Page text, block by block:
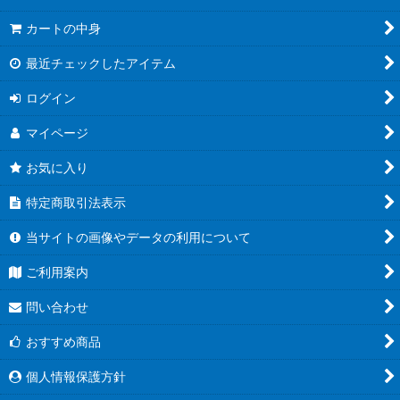
カートの中身
最近チェックしたアイテム
ログイン
マイページ
お気に入り
特定商取引法表示
当サイトの画像やデータの利用について
ご利用案内
問い合わせ
おすすめ商品
個人情報保護方針